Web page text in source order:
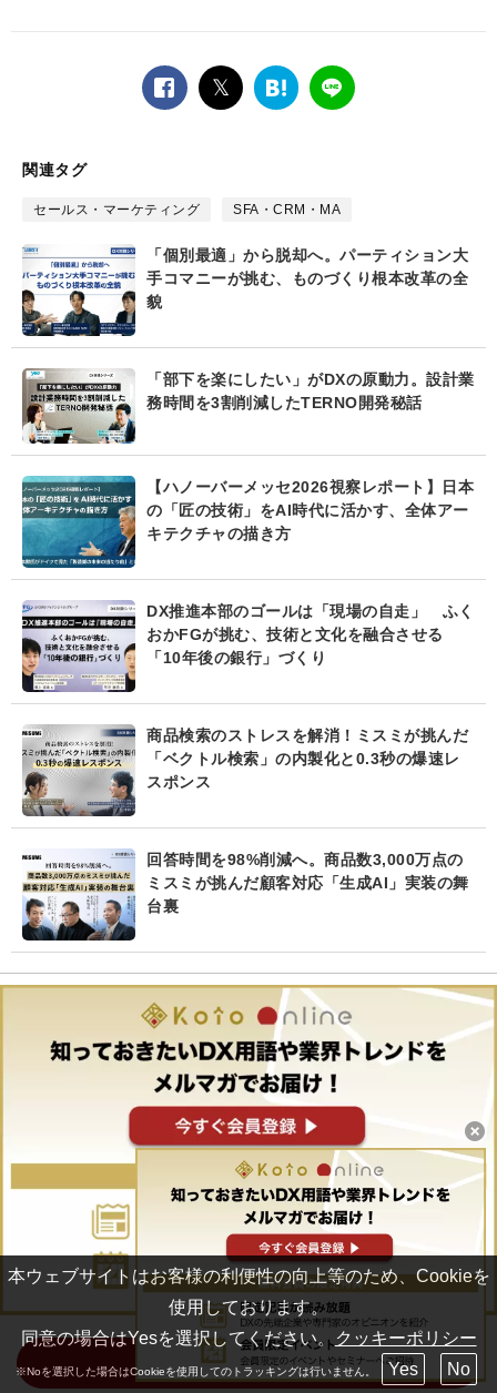
facebook
twitterは
ク
ー
ク
LINE
関連タグ
セールス・マーケティング SFA・CRM・MA
「個別最適」から脱却へ。パーティション大
手コマニーが挑む、ものづくり根本改革の全
貌
「部下を楽にしたい」がDXの原動力。設計業
務時間を3割削減したTERNO開発秘話
【ハノーバーメッセ2026視察レポート】日本
の「匠の技術」をAI時代に活かす、全体アー
キテクチャの描き方
DX推進本部のゴールは「現場の自走」 ふく
おかFGが挑む、技術と文化を融合させる
「10年後の銀行」づくり
商品検索のストレスを解消！ミスミが挑んだ
「ベクトル検索」の内製化と0.3秒の爆速レ
スポンス
回答時間を98%削減へ。商品数3,000万点の
ミスミが挑んだ顧客対応「生成AI」実装の舞
台裏
無料会員登録
本ウェブサイトはお客様の利便性の向上等のため、Cookieを
使用しております。
同意の場合はYesを選択してください。 クッキーポリシー
※Noを選択した場合はCookieを使用してのトラッキングは行いません。 Yes No